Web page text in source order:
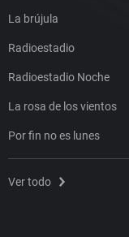
La brújula
Radioestadio
Radioestadio Noche
La rosa de los vientos
Por fin no es lunes
Ver todo